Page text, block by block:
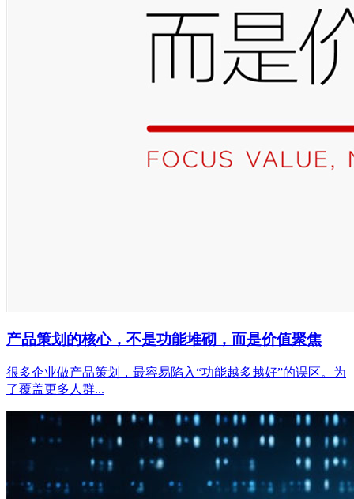
产品策划的核心，不是功能堆砌，而是价值聚焦
很多企业做产品策划，最容易陷入“功能越多越好”的误区。为
了覆盖更多人群...